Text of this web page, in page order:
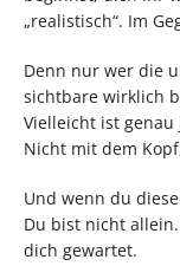
„realistisch“. Im
Denn nur wer die
sichtbare wirklich
Vielleicht ist
Nicht mit dem
Und wenn du
Du bist nicht
dich gewartet.